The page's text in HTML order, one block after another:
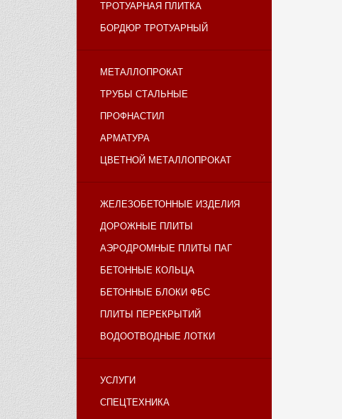
ТРОТУАРНАЯ ПЛИТКА
БОРДЮР ТРОТУАРНЫЙ
МЕТАЛЛОПРОКАТ
ТРУБЫ СТАЛЬНЫЕ
ПРОФНАСТИЛ
АРМАТУРА
ЦВЕТНОЙ МЕТАЛЛОПРОКАТ
ЖЕЛЕЗОБЕТОННЫЕ ИЗДЕЛИЯ
ДОРОЖНЫЕ ПЛИТЫ
АЭРОДРОМНЫЕ ПЛИТЫ ПАГ
БЕТОННЫЕ КОЛЬЦА
БЕТОННЫЕ БЛОКИ ФБС
ПЛИТЫ ПЕРЕКРЫТИЙ
ВОДООТВОДНЫЕ ЛОТКИ
УСЛУГИ
СПЕЦТЕХНИКА